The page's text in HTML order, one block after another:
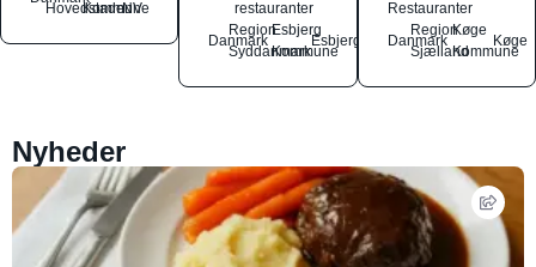
Hovedstaden
Kommune
NV
restauranter
Danmark
Region
Syddanmark
Esbjerg
Kommune
Esbjerg
Restauranter
Danmark
Region
Sjælland
Køge
Kommune
Køge
Nyheder